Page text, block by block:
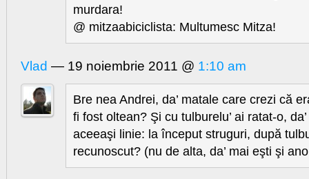
murdara!
@ mitzaabiciclista: Multumesc Mitza!
Vlad — 19 noiembrie 2011 @ 1:10 am
Bre nea Andrei, da’ matale care crezi că
fi fost oltean? Şi cu tulburelu’ ai ratat-o,
aceeaşi linie: la început struguri, după
recunoscut? (nu de alta, da’ mai eşti şi